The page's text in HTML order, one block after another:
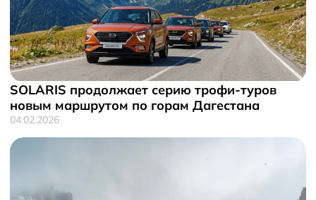
SOLARIS продолжает серию трофи-туров
новым маршрутом по горам Дагестана
04.02.2026